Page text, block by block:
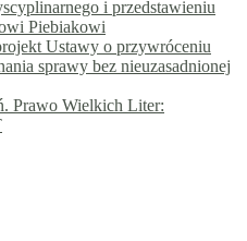
i przedstawieniu
Piebiakowi
Ustawy o przywróceniu
sprawy bez nieuzasadnionej
Prawo Wielkich Liter: